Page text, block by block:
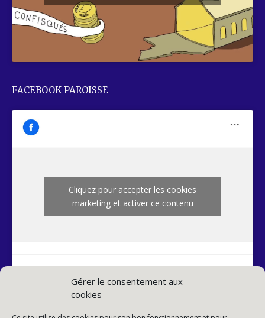
Gérer le consentement aux
cookies
FACEBOOK PAROISSE
Cliquez pour accepter les cookies
marketing et activer ce contenu